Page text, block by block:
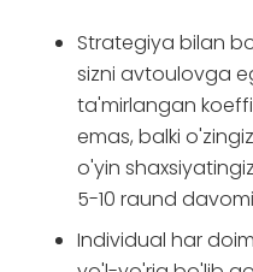
Strategiya bilan
sizni avtoulovga
ta'mirlangan
emas, balki
o'yin
5-10 raund
Individual har